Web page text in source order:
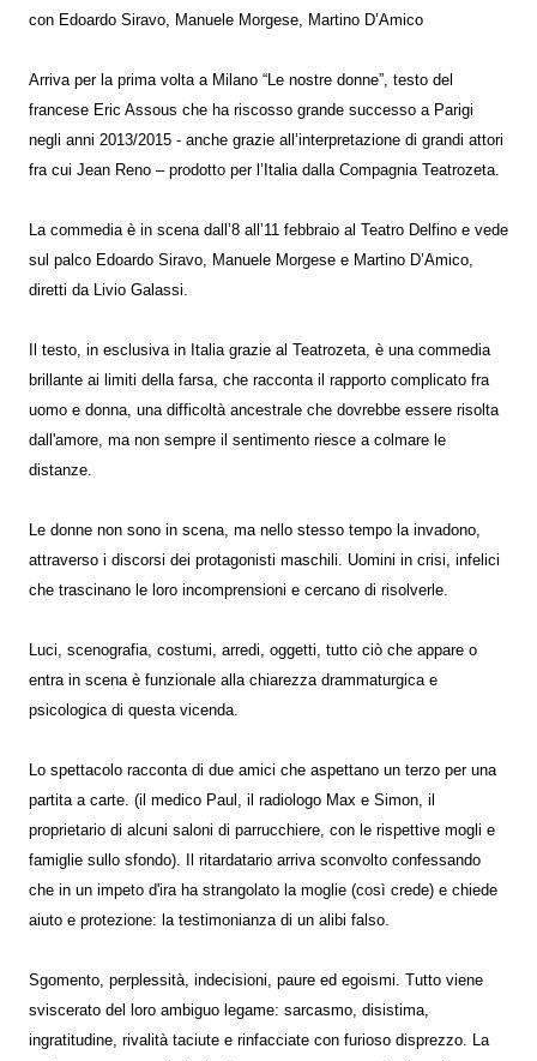
con Edoardo Siravo, Manuele Morgese, Martino D’Amico
Arriva per la prima volta a Milano “Le nostre donne”, testo del
francese Eric Assous che ha riscosso grande successo a Parigi
negli anni 2013/2015 - anche grazie all’interpretazione di grandi attori
fra cui Jean Reno – prodotto per l’Italia dalla Compagnia Teatrozeta.
La commedia è in scena dall’8 all’11 febbraio al Teatro Delfino e vede
sul palco Edoardo Siravo, Manuele Morgese e Martino D’Amico,
diretti da Livio Galassi.
Il testo, in esclusiva in Italia grazie al Teatrozeta, è una commedia
brillante ai limiti della farsa, che racconta il rapporto complicato fra
uomo e donna, una difficoltà ancestrale che dovrebbe essere risolta
dall'amore, ma non sempre il sentimento riesce a colmare le
distanze.
Le donne non sono in scena, ma nello stesso tempo la invadono,
attraverso i discorsi dei protagonisti maschili. Uomini in crisi, infelici
che trascinano le loro incomprensioni e cercano di risolverle.
Luci, scenografia, costumi, arredi, oggetti, tutto ciò che appare o
entra in scena è funzionale alla chiarezza drammaturgica e
psicologica di questa vicenda.
Lo spettacolo racconta di due amici che aspettano un terzo per una
partita a carte. (il medico Paul, il radiologo Max e Simon, il
proprietario di alcuni saloni di parrucchiere, con le rispettive mogli e
famiglie sullo sfondo). Il ritardatario arriva sconvolto confessando
che in un impeto d'ira ha strangolato la moglie (così crede) e chiede
aiuto e protezione: la testimonianza di un alibi falso.
Sgomento, perplessità, indecisioni, paure ed egoismi. Tutto viene
sviscerato del loro ambiguo legame: sarcasmo, disistima,
ingratitudine, rivalità taciute e rinfacciate con furioso disprezzo. La